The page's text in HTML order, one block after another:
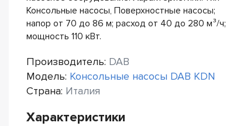
Консольные насосы, Поверхностные насосы;
напор от 70 до 86 м; расход от 40 до 280 м³/ч;
мощность 110 кВт.
Производитель: DAB
Модель: Консольные насосы DAB KDN
Страна: Италия
Характеристики